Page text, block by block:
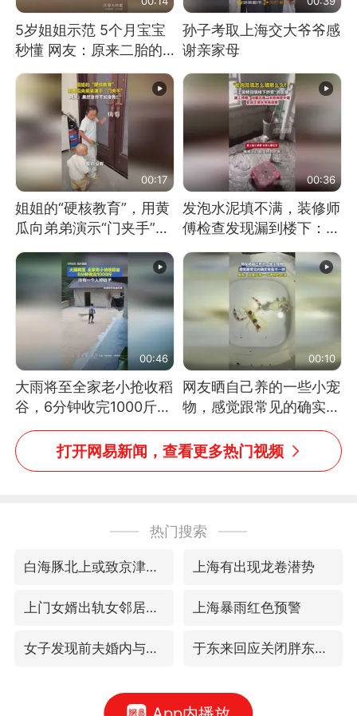
5岁姐姐示范 5个月宝宝
秒懂 网友：原来二胎的
快乐长这样
孙子考取上海交大爷爷感
谢亲家母
00:17
姐姐的“硬核教育”，用黄
瓜向弟弟演示“门夹手”，
网友：果然言传不如身
教！
00:36
发泡水泥填不满，装修师
傅检查发现漏到楼下：出
风口未延伸到外墙
00:46
大雨将至全家老小抢收稻
谷，6分钟收完1000斤，
没有一个人掉链子
00:10
网友晒自己养的一些小宠
物，感觉跟常见的确实有
些不一样
打开网易新闻，查看更多热门视频
热门搜索
白海豚北上或致京津冀暴雨 上海有出现龙卷潜势
上门女婿出轨女邻居多年被判重婚罪 上海暴雨红色预警
女子发现前夫婚内与第三者育子 于东来回应关闭胖东来生活广场店